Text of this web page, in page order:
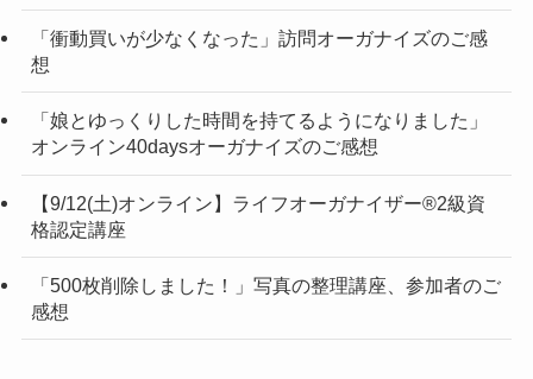
「衝動買いが少なくなった」訪問オーガナイズのご感
想
「娘とゆっくりした時間を持てるようになりました」
オンライン40daysオーガナイズのご感想
【9/12(土)オンライン】ライフオーガナイザー®︎2級資
格認定講座
「500枚削除しました！」写真の整理講座、参加者のご
感想